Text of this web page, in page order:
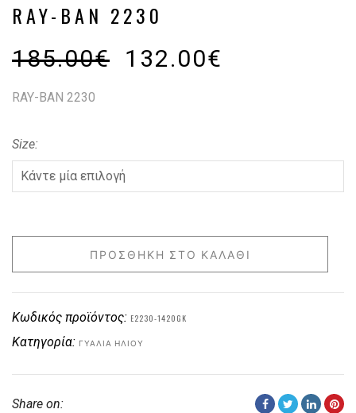
RAY-BAN 2230
185.00€ 132.00€
RAY-BAN 2230
Size
ΠΡΟΣΘΉΚΗ ΣΤΟ ΚΑΛΆΘΙ
Κωδικός προϊόντος: E2230-1420GK
Κατηγορία: ΓΥΑΛΙΆ ΗΛΊΟΥ
Share on: